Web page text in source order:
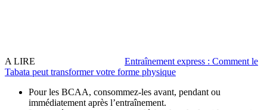
A LIRE
Entraînement express : Comment le
Tabata peut transformer votre forme physique
Pour les BCAA, consommez-les avant, pendant ou
immédiatement après l’entraînement.